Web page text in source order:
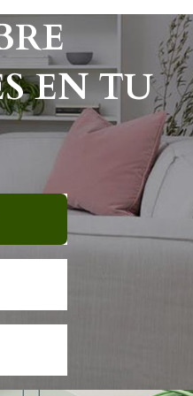
$ 1.615.
EN TU